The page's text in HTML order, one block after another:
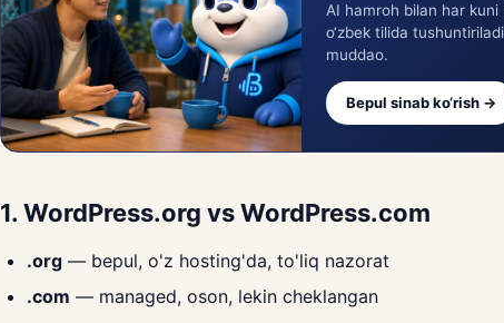
AI hamroh bilan har
o‘zbek tilida
muddao.
Bepul sinab ko‘rish →
1. WordPress.org vs WordPress.com
.org — bepul, o'z hosting'da, to'liq nazorat
.com — managed, oson, lekin cheklangan